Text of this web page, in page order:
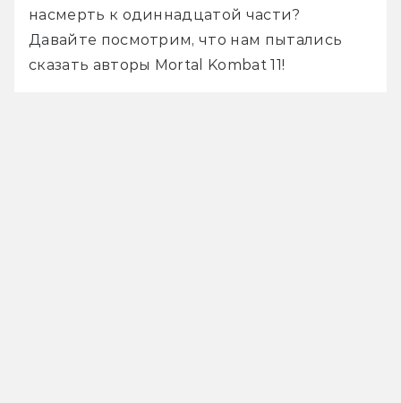
насмерть к одиннадцатой части?
Давайте посмотрим, что нам пытались
сказать авторы Mortal Kombat 11!